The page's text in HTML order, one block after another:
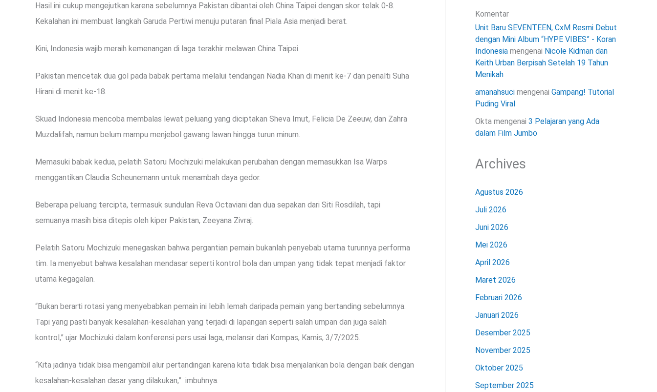
Hasil ini cukup mengejutkan karena sebelumnya Pakistan dibantai oleh China Taipei dengan skor telak 0-8.
Kekalahan ini membuat langkah Garuda Pertiwi menuju putaran final Piala Asia menjadi berat.
Kini, Indonesia wajib meraih kemenangan di laga terakhir melawan China Taipei.
Pakistan mencetak dua gol pada babak pertama melalui tendangan Nadia Khan di menit ke-7 dan penalti Suha
Hirani di menit ke-18.
Skuad Indonesia mencoba membalas lewat peluang yang diciptakan Sheva Imut, Felicia De Zeeuw, dan Zahra
Muzdalifah, namun belum mampu menjebol gawang lawan hingga turun minum.
Memasuki babak kedua, pelatih Satoru Mochizuki melakukan perubahan dengan memasukkan Isa Warps
menggantikan Claudia Scheunemann untuk menambah daya gedor.
Beberapa peluang tercipta, termasuk sundulan Reva Octaviani dan dua sepakan dari Siti Rosdilah, tapi
semuanya masih bisa ditepis oleh kiper Pakistan, Zeeyana Zivraj.
Pelatih Satoru Mochizuki menegaskan bahwa pergantian pemain bukanlah penyebab utama turunnya performa
tim. Ia menyebut bahwa kesalahan mendasar seperti kontrol bola dan umpan yang tidak tepat menjadi faktor
utama kegagalan.
“Bukan berarti rotasi yang menyebabkan pemain ini lebih lemah daripada pemain yang bertanding sebelumnya.
Tapi yang pasti banyak kesalahan-kesalahan yang terjadi di lapangan seperti salah umpan dan juga salah
kontrol,” ujar Mochizuki dalam konferensi pers usai laga, melansir dari Kompas, Kamis, 3/7/2025.
“Kita jadinya tidak bisa mengambil alur pertandingan karena kita tidak bisa menjalankan bola dengan baik dengan
kesalahan-kesalahan dasar yang dilakukan,” imbuhnya.
Komentar
Unit Baru SEVENTEEN, CxM Resmi Debut
dengan Mini Album “HYPE VIBES” - Koran
Indonesia mengenai Nicole Kidman dan
Keith Urban Berpisah Setelah 19 Tahun
Menikah
amanahsuci mengenai Gampang! Tutorial
Puding Viral
Okta mengenai 3 Pelajaran yang Ada
dalam Film Jumbo
Archives
Agustus 2026
Juli 2026
Juni 2026
Mei 2026
April 2026
Maret 2026
Februari 2026
Januari 2026
Desember 2025
November 2025
Oktober 2025
September 2025